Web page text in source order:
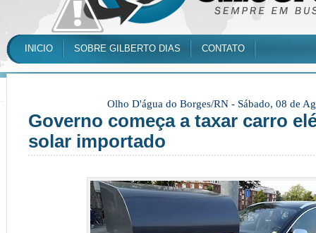
INICIO SOBRE GILBERTO DIAS CONTATO
Olho D'água do Borges/RN - Sábado, 08 de
Governo começa a taxar carro
solar importado